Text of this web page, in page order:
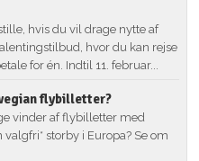
hvis du vil drage nytte af
hvor du kan rejse
for én. Indtil 11. februar...
flybilletter?
vinder af flybilletter med
storby i Europa? Se om